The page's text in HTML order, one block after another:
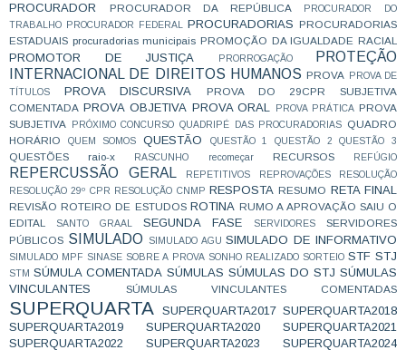
PROCURADOR
PROCURADOR DA REPÚBLICA
PROCURADOR DO
TRABALHO
PROCURADOR FEDERAL PROCURADORIAS PROCURADORIAS
ESTADUAIS procuradorias municipais PROMOÇÃO DA IGUALDADE RACIAL
PROMOTOR DE JUSTIÇA PRORROGAÇÃO
PROTEÇÃO
INTERNACIONAL DE DIREITOS HUMANOS PROVA
PROVA DE
TÍTULOS
PROVA DISCURSIVA
PROVA DO 29CPR SUBJETIVA
COMENTADA PROVA OBJETIVA PROVA ORAL PROVA PRÁTICA PROVA
SUBJETIVA
PRÓXIMO CONCURSO QUADRIPÉ DAS PROCURADORIAS
QUADRO
HORÁRIO
QUEM SOMOS QUESTÃO QUESTÃO 1 QUESTÃO 2 QUESTÃO 3
QUESTÕES raio-x RASCUNHO recomeçar RECURSOS REFÚGIO
REPERCUSSÃO GERAL REPETITIVOS REPROVAÇÕES
RESOLUÇÃO
RESOLUÇÃO 29º CPR
RESOLUÇÃO CNMP RESPOSTA RESUMO RETA FINAL
REVISÃO ROTEIRO DE ESTUDOS ROTINA RUMO A APROVAÇÃO SAIU O
EDITAL
SANTO GRAAL SEGUNDA FASE SERVIDORES
SERVIDORES
PÚBLICOS SIMULADO SIMULADO AGU SIMULADO DE INFORMATIVO
SIMULADO MPF SINASE SOBRE A PROVA SONHO REALIZADO SORTEIO STF STJ
STM SÚMULA COMENTADA SÚMULAS SÚMULAS DO STJ SÚMULAS
VINCULANTES
SÚMULAS VINCULANTES COMENTADAS
SUPERQUARTA SUPERQUARTA2017 SUPERQUARTA2018
SUPERQUARTA2019
SUPERQUARTA2020
SUPERQUARTA2021
SUPERQUARTA2022
SUPERQUARTA2023
SUPERQUARTA2024